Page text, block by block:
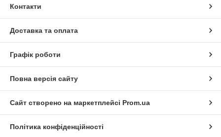
Контакти
Доставка та оплата
Графік роботи
Повна версія сайту
Сайт створено на маркетплейсі Prom.ua
Політика конфіденційності